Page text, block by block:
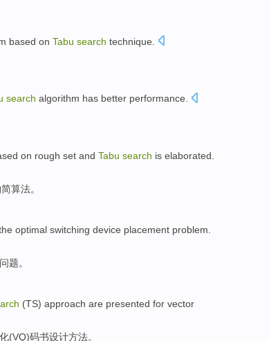
based on Tabu search technique
search algorithm has better performance.
on rough set and Tabu search is elaborated.
算法。
optimal switching device placement problem
问题。
(TS) approach are presented for vector
(VQ)码书设计方法。